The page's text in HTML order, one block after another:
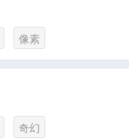
像素
奇幻